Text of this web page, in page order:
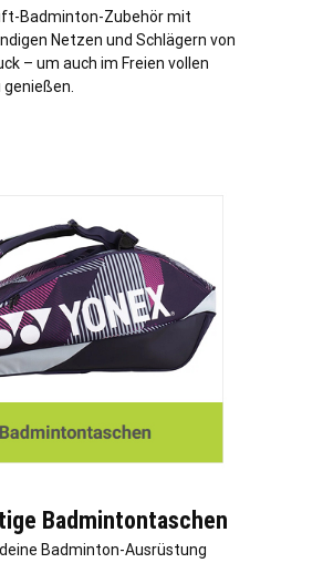
Badminton-Zubehör mit
Netzen und Schlägern von
– um auch im Freien vollen
genießen.
Badmintontaschen
Badminton-Ausrüstung